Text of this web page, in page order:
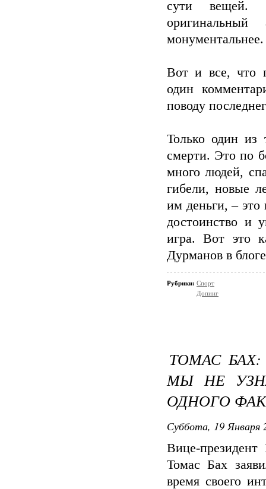
сути вещей.
монументальнее.
Вот и все, что
один
поводу
Только один из
смерти. Это по
много людей,
гибели, новые
им деньги, – это
достоинство и
игра. Вот это
Дурманов в
Рубрики: Спорт
Допинг
ТОМАС
МЫ НЕ
ОДНОГО
Суббота, 19 Января
Вице-
Томас Бах
время своего